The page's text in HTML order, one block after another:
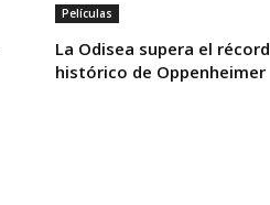
Películas
La Odisea supera el récord
histórico de Oppenheimer